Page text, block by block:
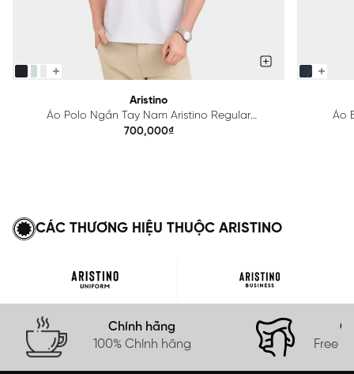
Aristino
Áo Polo Ngắn Tay Nam Aristino Regular
APS615EDP01
700,000₫
Áo
CÁC THƯƠNG HIỆU THUỘC ARISTINO
Chính hãng
100% Chính hãng
Free